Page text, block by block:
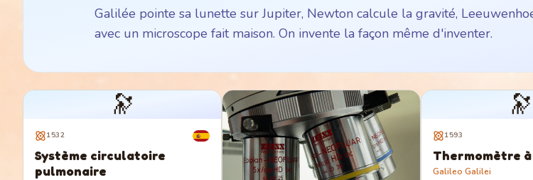
Galilée pointe sa lunette sur Jupiter, Newton calcule la gravité,
avec un microscope fait maison. On invente la façon même d'inventer.
🔭
1532
Système circulatoire
pulmonaire
🔭
1593
Thermomètre
Galileo Galilei